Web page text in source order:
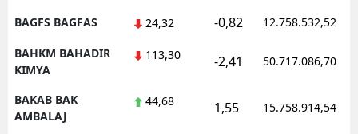
BAGFS BAGFAS 24,32 -0,82 12.758.532,52
BAHKM BAHADIR
KIMYA
113,30 -2,41 50.717.086,70
BAKAB BAK
AMBALAJ
44,68 1,55 15.758.914,54